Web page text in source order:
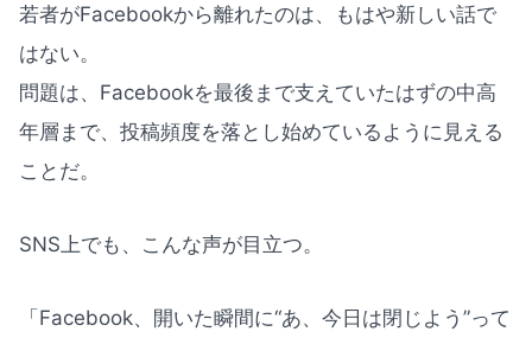
若者がFacebookから離れたのは、もはや新しい話で
はない。
問題は、Facebookを最後まで支えていたはずの中高
年層まで、投稿頻度を落とし始めているように見える
ことだ。
SNS上でも、こんな声が目立つ。
「Facebook、開いた瞬間に“あ、今日は閉じよう”って